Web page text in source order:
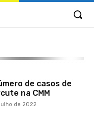
de casos de
na CMM
de 2022